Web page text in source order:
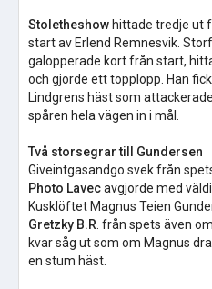
Stoletheshow hittade tredje ut
start av Erlend Remnesvik.
galopperade kort från start,
och gjorde ett topplopp. Han
Lindgrens häst som
spåren hela vägen in i mål.
Två storsegrar till Gundersen
Giveintgasandgo svek från
Photo Lavecavgjorde med
Kusklöftet Magnus Teien
Gretzky B.R . från spets även
kvar såg ut som om Magnus
en stum häst.